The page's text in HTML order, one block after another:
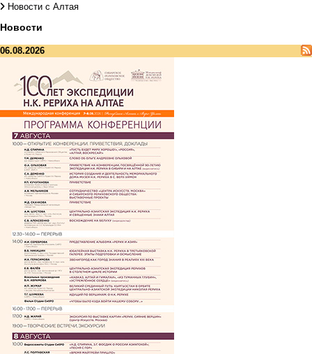
Новости с Алтая
Новости
06.08.2026